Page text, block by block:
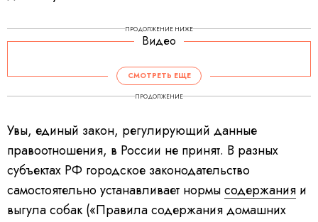
ПРОДОЛЖЕНИЕ НИЖЕ
Видео
СМОТРЕТЬ ЕЩЕ
ПРОДОЛЖЕНИЕ
Увы, единый закон, регулирующий данные
правоотношения, в России не принят. В разных
субъектах РФ городское законодательство
самостоятельно устанавливает нормысодержания и
выгула собак («Правила содержания домашних